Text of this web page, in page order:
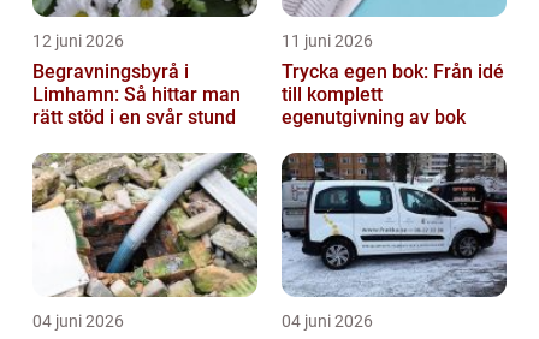
12 juni 2026
Begravningsbyrå i
Limhamn: Så hittar man
rätt stöd i en svår stund
11 juni 2026
Trycka egen bok: Från idé
till komplett
egenutgivning av bok
04 juni 2026 04 juni 2026